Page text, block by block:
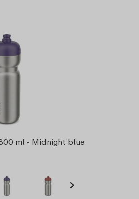
ml - Midnight blue